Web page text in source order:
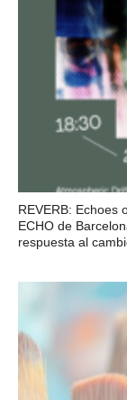
REVERB: Echoes
ECHO de
respuesta al